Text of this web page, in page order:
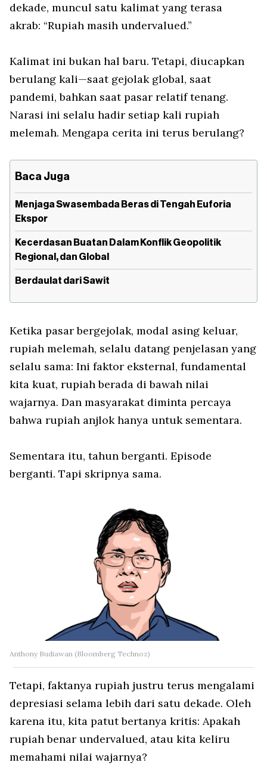
dekade, muncul satu kalimat yang terasa
akrab: “Rupiah masih undervalued.”
Kalimat ini bukan hal baru. Tetapi, diucapkan
berulang kali—saat gejolak global, saat
pandemi, bahkan saat pasar relatif tenang.
Narasi ini selalu hadir setiap kali rupiah
melemah. Mengapa cerita ini terus berulang?
Baca Juga
Menjaga Swasembada Beras di Tengah Euforia
Ekspor
Kecerdasan Buatan Dalam Konflik Geopolitik
Regional, dan Global
Berdaulat dari Sawit
Ketika pasar bergejolak, modal asing keluar,
rupiah melemah, selalu datang penjelasan yang
selalu sama: Ini faktor eksternal, fundamental
kita kuat, rupiah berada di bawah nilai
wajarnya. Dan masyarakat diminta percaya
bahwa rupiah anjlok hanya untuk sementara.
Sementara itu, tahun berganti. Episode
berganti. Tapi skripnya sama.
Anthony Budiawan (Bloomberg Technoz)
Tetapi, faktanya rupiah justru terus mengalami
depresiasi selama lebih dari satu dekade. Oleh
karena itu, kita patut bertanya kritis: Apakah
rupiah benar undervalued, atau kita keliru
memahami nilai wajarnya?